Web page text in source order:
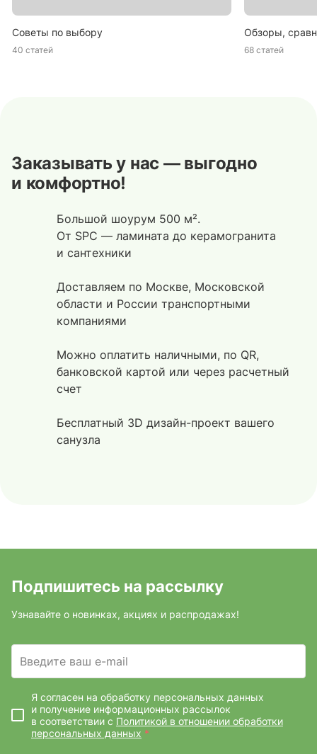
Советы по выбору
40 статей
Обзоры,
68 статей
Заказывать у нас — выгодно
и комфортно!
Большой шоурум 500 м².
От SPC — ламината до керамогранита
и сантехники
Доставляем по Москве, Московской
области и России транспортными
компаниями
Можно оплатить наличными, по QR,
банковской картой или через расчетный
счет
Бесплатный 3D дизайн-проект вашего
санузла
Подпишитесь на рассылку
Узнавайте о новинках, акциях и распродажах!
Введите ваш e-mail
Я согласен на обработку персональных данных
и получение информационных рассылок
в соответствии с Политикой в отношении обработки
персональных данных *